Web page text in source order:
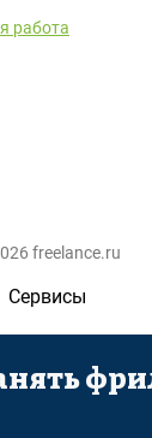
работа
freelance.ru
Сервисы
Помощь
Поиск